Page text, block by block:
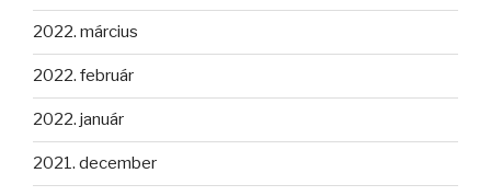
2022. március
2022. február
2022. január
2021. december